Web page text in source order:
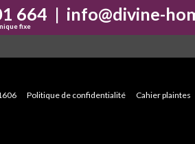
664
fixe
| info@divine-
Politique de confidentialité Cahier plaintes